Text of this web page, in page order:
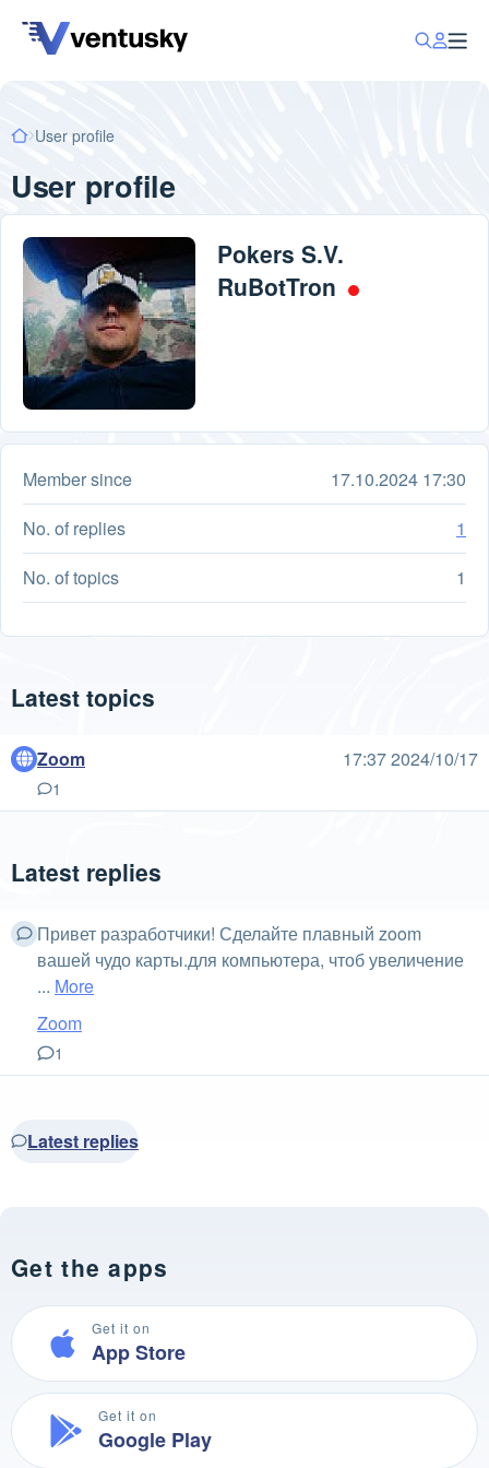
User profile
User profile
Pokers S.V.
RuBotTron
Member since
17.10.2024 17:30
No. of replies
1
No. of topics
1
Latest topics
Zoom
1
17:37 2024/10/17
Latest replies
Привет разработчики! Сделайте плавный zoom
вашей чудо карты.для компьютера, чтоб увеличение
... More
Zoom
1
Latest replies
Get the apps
Get it on
App Store
Get it on
Google Play